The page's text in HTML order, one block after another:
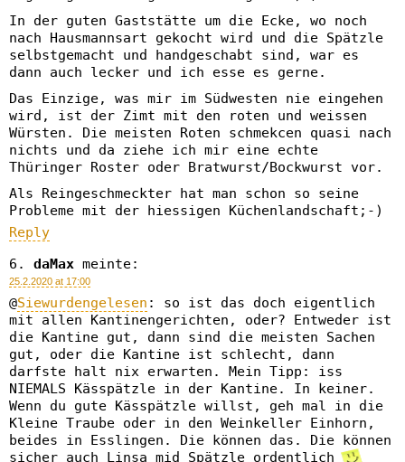
In der guten Gaststätte um die Ecke, wo noch
nach Hausmannsart gekocht wird und die Spätzle
selbstgemacht und handgeschabt sind, war es
dann auch lecker und ich esse es gerne.
Das Einzige, was mir im Südwesten nie eingehen
wird, ist der Zimt mit den roten und weissen
Würsten. Die meisten Roten schmekcen quasi nach
nichts und da ziehe ich mir eine echte
Thüringer Roster oder Bratwurst/Bockwurst vor.
Als Reingeschmeckter hat man schon so seine
Probleme mit der hiessigen Küchenlandschaft;-)
Reply
daMax meinte:
25.2.2020 at 17:00
@Siewurdengelesen : so ist das doch eigentlich
mit allen Kantinengerichten, oder? Entweder ist
die Kantine gut, dann sind die meisten Sachen
gut, oder die Kantine ist schlecht, dann
darfste halt nix erwarten. Mein Tipp: iss
NIEMALS Kässpätzle in der Kantine. In keiner.
Wenn du gute Kässpätzle willst, geh mal in die
Kleine Traube oder in den Weinkeller Einhorn,
beides in Esslingen. Die können das. Die können
sicher auch Linsa mid Spätzle ordentlich